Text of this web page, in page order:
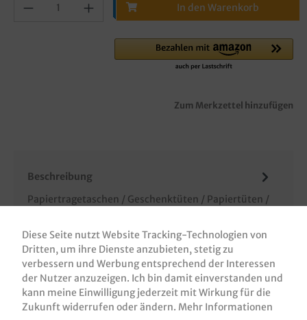
In den Warenkorb
Zum Merkzettel hinzufügen
Beschreibung
Papiertragetaschen / Geschenktüten / Papiertüten /
"Noblesse", 3 Größen zur…
Mehr
Bewertungen
Informationen zur Produktsicherheit
Diese Seite nutzt Website Tracking-Technologien von
Dritten, um ihre Dienste anzubieten, stetig zu
verbessern und Werbung entsprechend der Interessen
der Nutzer anzuzeigen. Ich bin damit einverstanden und
kann meine Einwilligung jederzeit mit Wirkung für die
Zukunft widerrufen oder ändern. Mehr Informationen